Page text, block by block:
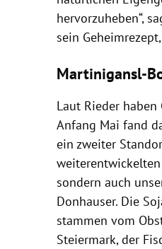
hervorzuheben“,
sein
Martinigansl-
Laut Rieder
Anfang Mai fand
ein zweiter
sondern auch
Donhauser. Die
stammen vom
Steiermark, der